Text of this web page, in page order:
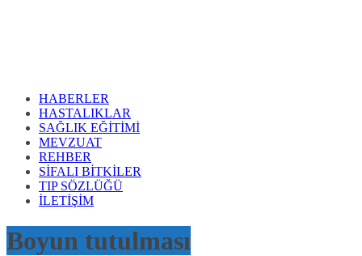
HABERLER
HASTALIKLAR
SAĞLIK EĞİTİMİ
MEVZUAT
REHBER
SİFALI BİTKİLER
TIP SÖZLÜĞÜ
İLETİŞİM
Boyun tutulması